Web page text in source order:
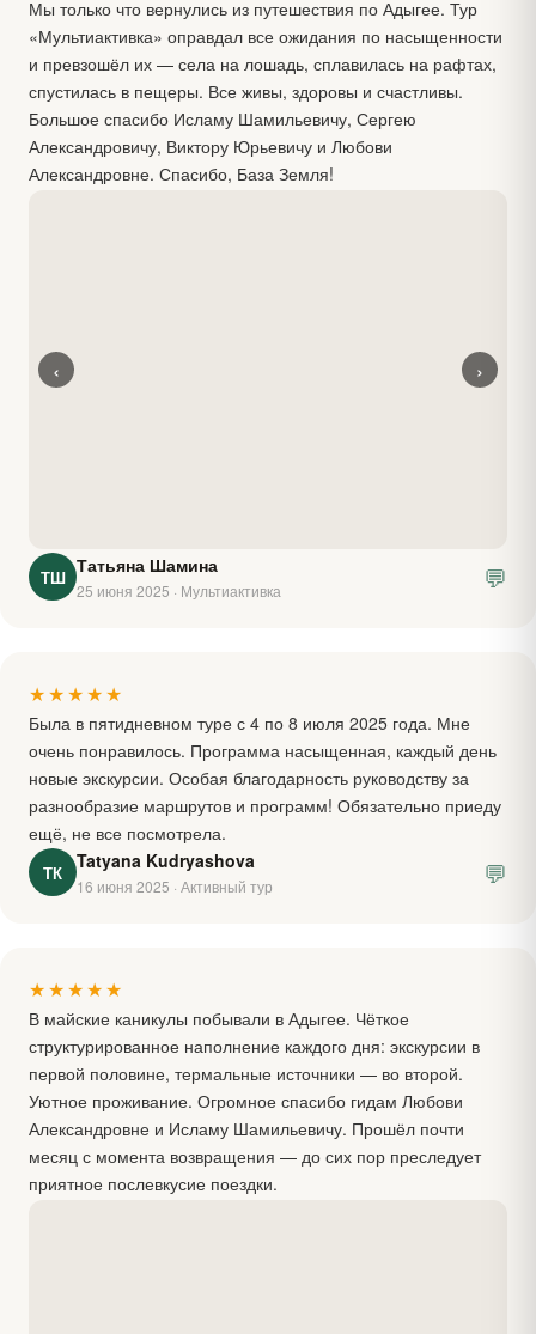
Мы только что вернулись из путешествия по Адыгее. Тур
«Мультиактивка» оправдал все ожидания по насыщенности
и превзошёл их — села на лошадь, сплавилась на рафтах,
спустилась в пещеры. Все живы, здоровы и счастливы.
Большое спасибо Исламу Шамильевичу, Сергею
Александровичу, Виктору Юрьевичу и Любови
Александровне. Спасибо, База Земля!
‹ ›
ТШ Татьяна Шамина
25 июня 2025 · Мультиактивка 💬
★★★★★
Была в пятидневном туре с 4 по 8 июля 2025 года. Мне
очень понравилось. Программа насыщенная, каждый день
новые экскурсии. Особая благодарность руководству за
разнообразие маршрутов и программ! Обязательно приеду
ещё, не все посмотрела.
ТК Tatyana Kudryashova
16 июня 2025 · Активный тур 💬
★★★★★
В майские каникулы побывали в Адыгее. Чёткое
структурированное наполнение каждого дня: экскурсии в
первой половине, термальные источники — во второй.
Уютное проживание. Огромное спасибо гидам Любови
Александровне и Исламу Шамильевичу. Прошёл почти
месяц с момента возвращения — до сих пор преследует
приятное послевкусие поездки.